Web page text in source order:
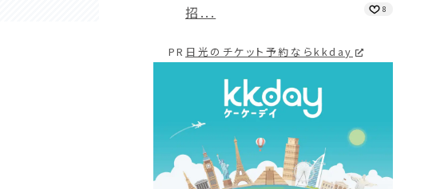
招...
8
PR 日光のチケット予約ならkkday